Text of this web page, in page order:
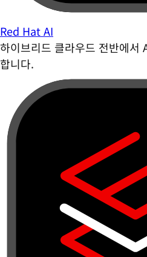
Red Hat AI
하이브리드 클라우드 전반에서
합니다.